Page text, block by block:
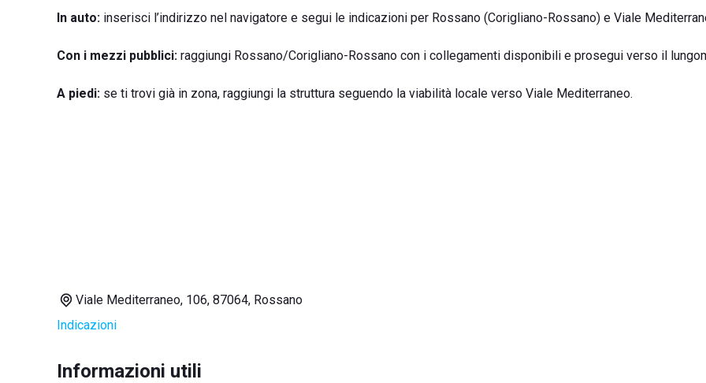
In auto: inserisci l’indirizzo nel navigatore e segui le indicazioni per Rossano (Corigliano-Rossano) e Viale
Con i mezzi pubblici: raggiungi Rossano/Corigliano-Rossano con i collegamenti disponibili e prosegui verso il
A piedi: se ti trovi già in zona, raggiungi la struttura seguendo la viabilità locale verso Viale Mediterraneo.
Viale Mediterraneo, 106, 87064, Rossano
Indicazioni
Informazioni utili